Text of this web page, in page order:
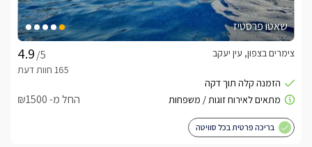
שאטו פרסטיז
/5
צימרים בצפון, עין יעקב
החל מ- ₪1500
בריכה פרטית בכל סוויטה